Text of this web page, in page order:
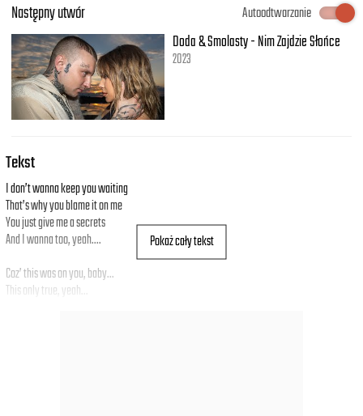
Następny utwór
Autoodtwarzanie
Doda & Smolasty - Nim Zajdzie Słońce
2023
Tekst
Pokaż cały tekst
I don’t wanna keep you waiting
That’s why you blame it on me
You just give me a secrets
And I wanna too, yeah....
Coz’ this was on you, baby...
This only true, yeah...